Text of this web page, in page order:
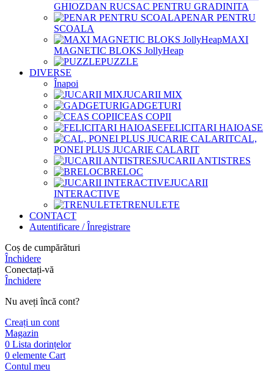
GHIOZDAN RUCSAC PENTRU GRADINITA
PENAR PENTRU
SCOALA
MAXI
MAGNETIC BLOKS JollyHeap
PUZZLE
DIVERSE
Înapoi
JUCARII MIX
GADGETURI
CEAS COPII
FELICITARI HAIOASE
CAL,
PONEI PLUS JUCARIE CALARIT
JUCARII ANTISTRES
BRELOC
JUCARII
INTERACTIVE
TRENULETE
CONTACT
Autentificare / Înregistrare
Coș de cumpărături
Închidere
Conectați-vă
Închidere
Nu aveți încă cont?
Creați un cont
Magazin
0 Lista dorințelor
0 elemente Cart
Contul meu